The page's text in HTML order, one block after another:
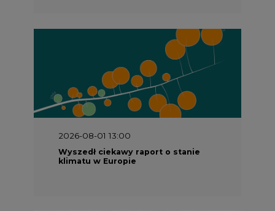
2026-08-01 13:00
Wyszedł ciekawy raport o stanie
klimatu w Europie